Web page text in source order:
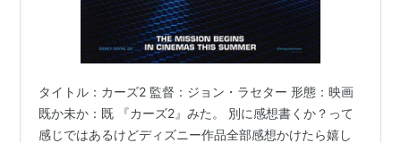
タイトル：カーズ2 監督：ジョン・ラセター 形態：映画
既か未か：既 『カーズ2』みた。 別に感想書くか？って
感じではあるけどディズニー作品全部感想かけたら嬉し